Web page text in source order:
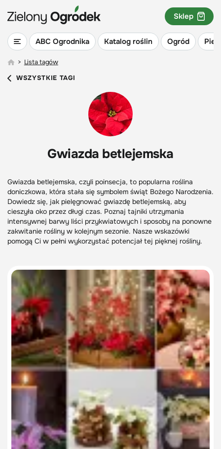
ABC Ogrodnika Katalog roślin Ogród
Sklep
> Lista tagów
WSZYSTKIE TAGI
Gwiazda betlejemska
Gwiazda betlejemska, czyli poinsecja, to popularna roślina
doniczkowa, która stała się symbolem świąt Bożego Narodzenia.
Dowiedz się, jak pielęgnować gwiazdę betlejemską, aby
cieszyła oko przez długi czas. Poznaj tajniki utrzymania
intensywnej barwy liści przykwiatowych i sposoby na ponowne
zakwitanie rośliny w kolejnym sezonie. Nasze wskazówki
pomogą Ci w pełni wykorzystać potencjał tej pięknej rośliny.